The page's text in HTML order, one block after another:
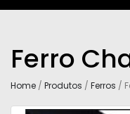
Ferro
Home / Produtos / Ferros /